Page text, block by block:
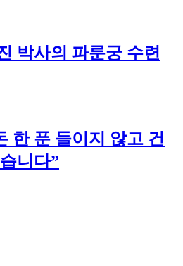
박사의 파룬궁 수련
한 푼 들이지 않고 건
니다”